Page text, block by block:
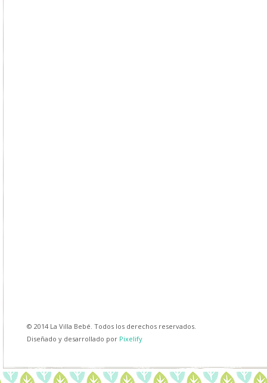
© 2014 La Villa Bebé. Todos los derechos reservados.
Diseñado y desarrollado por Pixelify